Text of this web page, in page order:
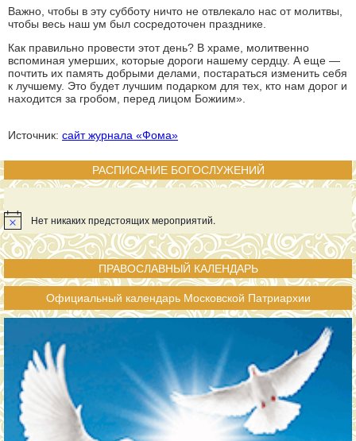
Важно, чтобы в эту субботу ничто не отвлекало нас от молитвы,
чтобы весь наш ум был сосредоточен празднике.
Как правильно провести этот день? В храме, молитвенно
вспоминая умерших, которые дороги нашему сердцу. А еще —
почтить их память добрыми делами, постараться изменить себя
к лучшему. Это будет лучшим подарком для тех, кто нам дорог и
находится за гробом, перед лицом Божиим».
Источник: сайт журнала «Фома»
РАСПИСАНИЕ БОГОСЛУЖЕНИЙ
Нет никаких предстоящих мероприятий.
ПРАВОСЛАВНЫЙ КАЛЕНДАРЬ
Официальный календарь Московской Патриархии